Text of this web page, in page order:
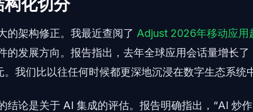
化切分
的架构修正。我最近查阅了 Adjust 2026年移动应用
的发展方向。报告指出，去年全球应用会话量增长
我们比以往任何时候都更深地沉浸在数字生态系统
结论是关于 AI 集成的评估。报告明确指出，“AI 炒作